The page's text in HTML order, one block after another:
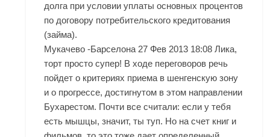
долга при условии уплаты основных процентов
по договору потребительского кредитования
(займа).
Мукачево -Барселона 27 Фев 2013 18:08 Лика,
торт просто супер! В ходе переговоров речь
пойдет о критериях приема в шенгенскую зону
и о прогрессе, достигнутом в этом направлении
Бухарестом. Почти все считали: если у тебя
есть мышцы, значит, ты туп. Но на счет книг и